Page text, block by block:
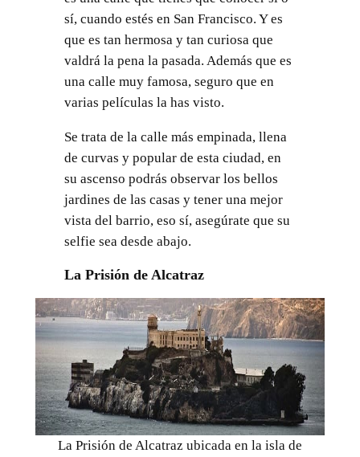
sí, cuando estés en San Francisco. Y es
que es tan hermosa y tan curiosa que
valdrá la pena la pasada. Además que es
una calle muy famosa, seguro que en
varias películas la has visto.
Se trata de la calle más empinada, llena
de curvas y popular de esta ciudad, en
su ascenso podrás observar los bellos
jardines de las casas y tener una mejor
vista del barrio, eso sí, asegúrate que su
selfie sea desde abajo.
La Prisión de Alcatraz
La Prisión de Alcatraz ubicada en la isla de